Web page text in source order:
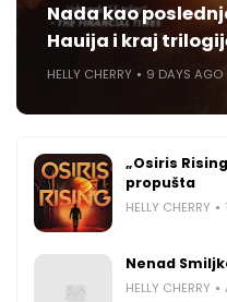
Nada kao
Hauija i kraj
HELLY CHERRY 9 DAYS AGO
„Osiris
propušta
HELLY CHERRY
Nenad
HELLY CHERRY